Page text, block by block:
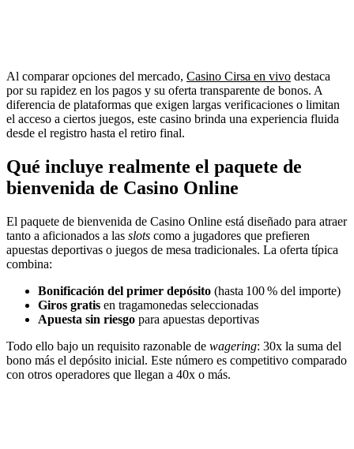
Al comparar opciones del mercado, Casino Cirsa en vivo destaca
por su rapidez en los pagos y su oferta transparente de bonos. A
diferencia de plataformas que exigen largas verificaciones o limitan
el acceso a ciertos juegos, este casino brinda una experiencia fluida
desde el registro hasta el retiro final.
Qué incluye realmente el paquete de
bienvenida de Casino Online
El paquete de bienvenida de Casino Online está diseñado para atraer
tanto a aficionados a las slots como a jugadores que prefieren
apuestas deportivas o juegos de mesa tradicionales. La oferta típica
combina:
Bonificación del primer depósito (hasta 100 % del importe)
Giros gratis en tragamonedas seleccionadas
Apuesta sin riesgo para apuestas deportivas
Todo ello bajo un requisito razonable de wagering: 30x la suma del
bono más el depósito inicial. Este número es competitivo comparado
con otros operadores que llegan a 40x o más.